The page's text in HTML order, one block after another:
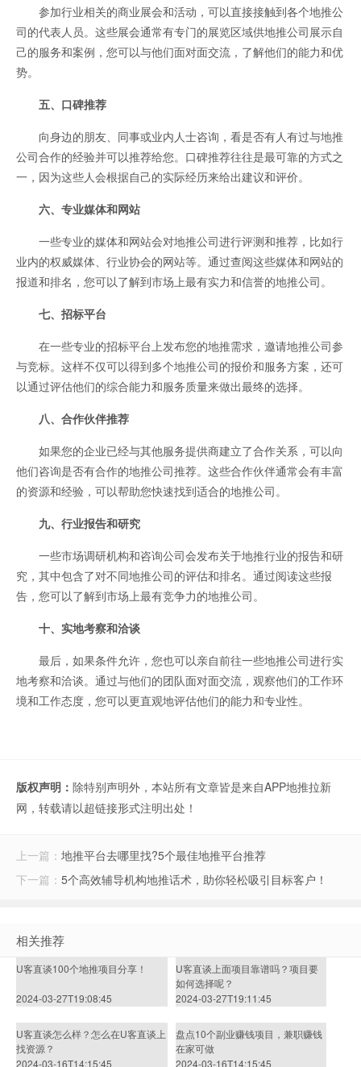
参加行业相关的商业展会和活动，可以直接接触到各个地推公
司的代表人员。这些展会通常有专门的展览区域供地推公司展示自
己的服务和案例，您可以与他们面对面交流，了解他们的能力和优
势。
五、口碑推荐
向身边的朋友、同事或业内人士咨询，看是否有人有过与地推
公司合作的经验并可以推荐给您。口碑推荐往往是最可靠的方式之
一，因为这些人会根据自己的实际经历来给出建议和评价。
六、专业媒体和网站
一些专业的媒体和网站会对地推公司进行评测和推荐，比如行
业内的权威媒体、行业协会的网站等。通过查阅这些媒体和网站的
报道和排名，您可以了解到市场上最有实力和信誉的地推公司。
七、招标平台
在一些专业的招标平台上发布您的地推需求，邀请地推公司参
与竞标。这样不仅可以得到多个地推公司的报价和服务方案，还可
以通过评估他们的综合能力和服务质量来做出最终的选择。
八、合作伙伴推荐
如果您的企业已经与其他服务提供商建立了合作关系，可以向
他们咨询是否有合作的地推公司推荐。这些合作伙伴通常会有丰富
的资源和经验，可以帮助您快速找到适合的地推公司。
九、行业报告和研究
一些市场调研机构和咨询公司会发布关于地推行业的报告和研
究，其中包含了对不同地推公司的评估和排名。通过阅读这些报
告，您可以了解到市场上最有竞争力的地推公司。
十、实地考察和洽谈
最后，如果条件允许，您也可以亲自前往一些地推公司进行实
地考察和洽谈。通过与他们的团队面对面交流，观察他们的工作环
境和工作态度，您可以更直观地评估他们的能力和专业性。
版权声明： 除特别声明外，本站所有文章皆是来自APP地推拉新
网，转载请以超链接形式注明出处！
上一篇： 地推平台去哪里找?5个最佳地推平台推荐
下一篇： 5个高效辅导机构地推话术，助你轻松吸引目标客户！
相关推荐
U客直谈100个地推项目分享！
2024-03-27T19:08:45
U客直谈上面项目靠谱吗？项目要
如何选择呢？
2024-03-27T19:11:45
U客直谈怎么样？怎么在U客直谈上
找资源？
2024-03-16T14:15:45
盘点10个副业赚钱项目，兼职赚钱
在家可做
2024-03-16T14:15:45